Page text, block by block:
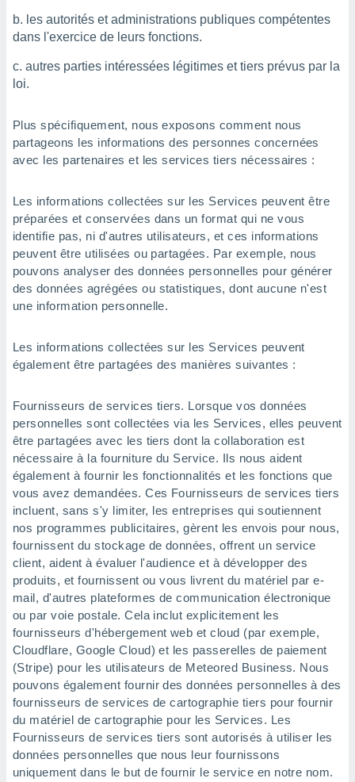
les autorités et administrations publiques compétentes
dans l'exercice de leurs fonctions.
autres parties intéressées légitimes et tiers prévus par la
loi.
Plus spécifiquement, nous exposons comment nous
partageons les informations des personnes concernées
avec les partenaires et les services tiers nécessaires :
Les informations collectées sur les Services peuvent être
préparées et conservées dans un format qui ne vous
identifie pas, ni d'autres utilisateurs, et ces informations
peuvent être utilisées ou partagées. Par exemple, nous
pouvons analyser des données personnelles pour générer
des données agrégées ou statistiques, dont aucune n'est
une information personnelle.
Les informations collectées sur les Services peuvent
également être partagées des manières suivantes :
Fournisseurs de services tiers. Lorsque vos données
personnelles sont collectées via les Services, elles peuvent
être partagées avec les tiers dont la collaboration est
nécessaire à la fourniture du Service. Ils nous aident
également à fournir les fonctionnalités et les fonctions que
vous avez demandées. Ces Fournisseurs de services tiers
incluent, sans s'y limiter, les entreprises qui soutiennent
nos programmes publicitaires, gèrent les envois pour nous,
fournissent du stockage de données, offrent un service
client, aident à évaluer l'audience et à développer des
produits, et fournissent ou vous livrent du matériel par e-
mail, d'autres plateformes de communication électronique
ou par voie postale. Cela inclut explicitement les
fournisseurs d'hébergement web et cloud (par exemple,
Cloudflare, Google Cloud) et les passerelles de paiement
(Stripe) pour les utilisateurs de Meteored Business. Nous
pouvons également fournir des données personnelles à des
fournisseurs de services de cartographie tiers pour fournir
du matériel de cartographie pour les Services. Les
Fournisseurs de services tiers sont autorisés à utiliser les
données personnelles que nous leur fournissons
uniquement dans le but de fournir le service en notre nom.